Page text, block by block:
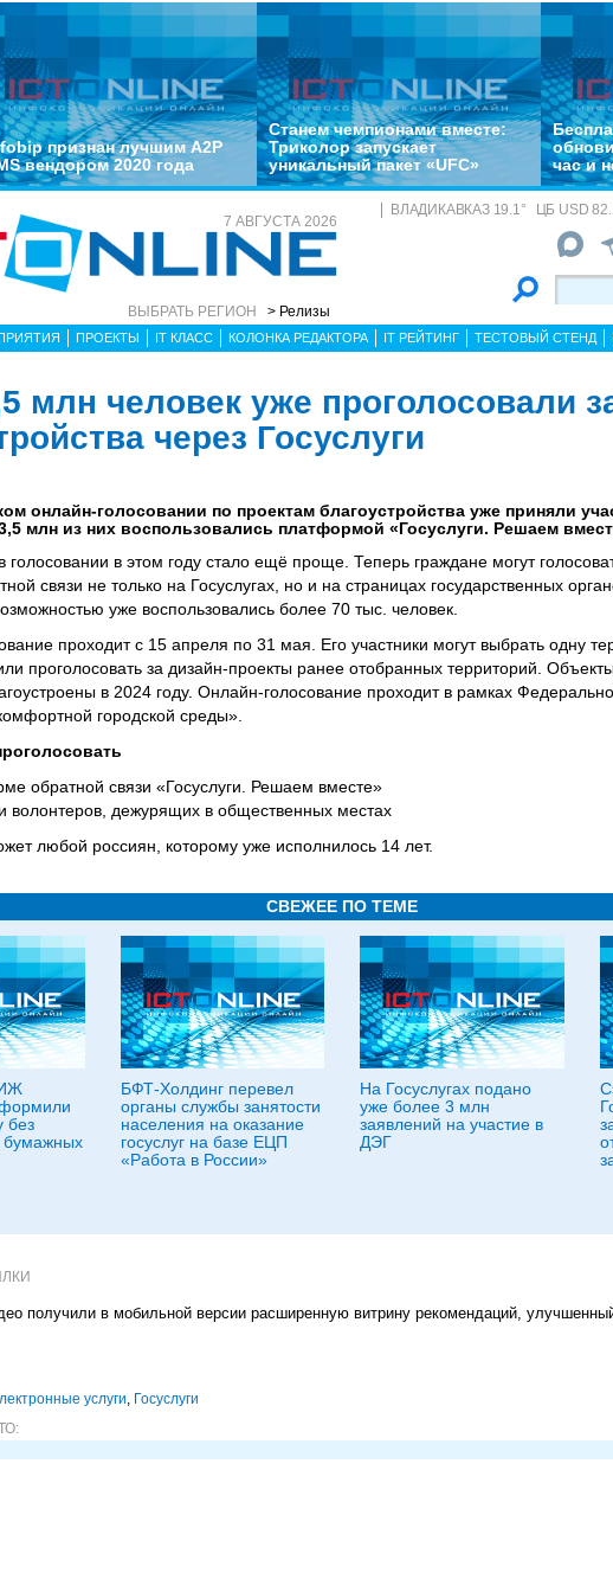
признан лучшим A2P
вендором 2020 года
Станем чемпионами вместе:
Триколор запускает
уникальный пакет «UFC»
час и
7 АВГУСТА 2026
ВЫБРАТЬ РЕГИОН > Релизы
ВЛАДИКАВКАЗ 19.1° ЦБ USD
ПРОЕКТЫ IT КЛАСС КОЛОНКА РЕДАКТОРА IT РЕЙТИНГ ТЕСТОВЫЙ СТЕНД
млн человек уже проголосовали
через Госуслуги
онлайн-голосовании по проектам благоустройства уже приняли
млн из них воспользовались платформой «Госуслуги. Решаем
голосовании в этом году стало ещё проще. Теперь граждане могут
связи не только на Госуслугах, но и на страницах государственных
уже воспользовались более 70 тыс. человек.
проходит с 15 апреля по 31 мая. Его участники могут выбрать одну
проголосовать за дизайн-проекты ранее отобранных территорий.
в 2024 году. Онлайн-голосование проходит в рамках
городской среды».
обратной связи «Госуслуги. Решаем вместе»
волонтеров, дежурящих в общественных местах
любой россиян, которому уже исполнилось 14 лет.
СВЕЖЕЕ ПО ТЕМЕ
без
бумажных
БФТ-Холдинг перевел
органы службы занятости
населения на оказание
госуслуг на базе ЕЦП
«Работа в России»
На Госуслугах подано
уже более 3 млн
заявлений на участие в
ДЭГ
получили в мобильной версии расширенную витрину рекомендаций,
услуги, Госуслуги